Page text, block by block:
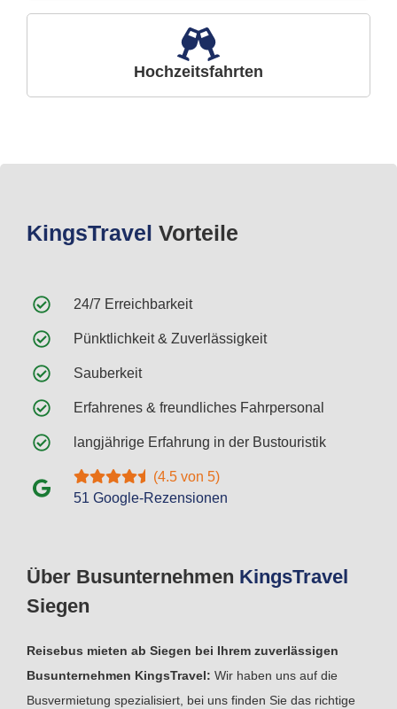
Hochzeitsfahrten
Über Busunternehmen KingsTravel
Siegen
Reisebus mieten ab Siegen bei Ihrem zuverlässigen
Busunternehmen KingsTravel: Wir haben uns auf die
Busvermietung spezialisiert, bei uns finden Sie das richtige
KingsTravel Vorteile
24/7 Erreichbarkeit
Pünktlichkeit & Zuverlässigkeit
Sauberkeit
Erfahrenes & freundliches Fahrpersonal
langjährige Erfahrung in der Bustouristik
(4.5 von 5)
51 Google-Rezensionen